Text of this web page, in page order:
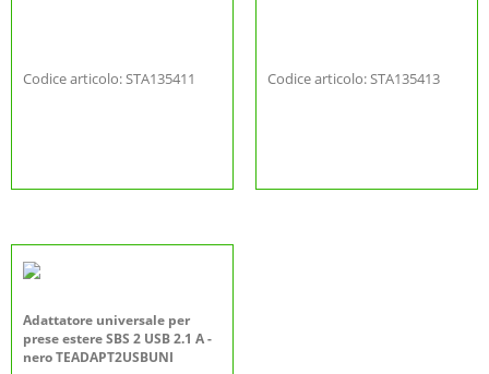
Codice articolo: STA135411 Codice articolo: STA135413
Adattatore universale per
prese estere SBS 2 USB 2.1 A -
nero TEADAPT2USBUNI